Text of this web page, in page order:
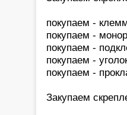
покупаем -
покупаем -
покупаем -
покупаем -
покупаем -
Закупаем